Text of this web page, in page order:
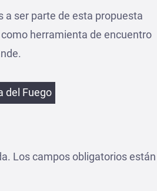
a ser parte de esta propuesta
herramienta de encuentro
del Fuego
Los campos obligatorios están